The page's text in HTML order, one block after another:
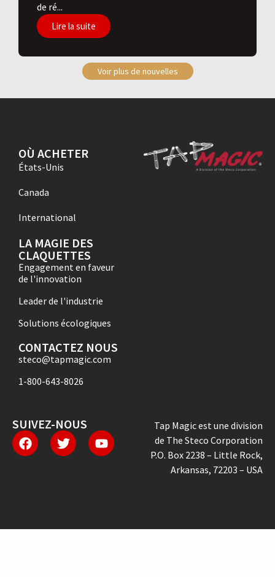
de ré...
Lire la suite
Voir plus de nouvelles
OÙ ACHETER
États-Unis
Canada
International
LA MAGIE DES
CLAQUETTES
Engagement en faveur
de l'innovation
Leader de l'industrie
Solutions écologiques
CONTACTEZ NOUS
steco@tapmagic.com
1-800-643-8026
SUIVEZ-NOUS
Tap Magic est une division
de The Steco Corporation
P.O. Box 2238 – Little Rock,
Arkansas, 72203 – USA